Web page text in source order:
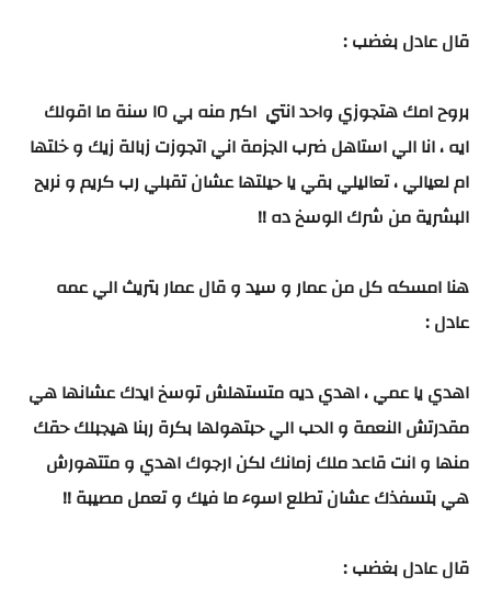
قال عادل بغضب :
بروح امك هتجوزي واحد انتي اكبر منه بي ١٥ سنة ما اقولك
ايه ، انا الي استاهل ضرب الجزمة اني اتجوزت زبالة زيك و خلتها
ام لعيالي ، تعاليلي بقي يا حيلتها عشان تقبلي رب كريم و نريح
البشرية من شرك الوسخ ده !!
هنا امسكه كل من عمار و سيد و قال عمار بتريث الي عمه
عادل :
اهدي يا عمي ، اهدي ديه متستهلش توسخ ايدك عشانها هي
مقدرتش النعمة و الحب الي حبتهولها بكرة ربنا هيجبلك حقك
منها و انت قاعد ملك زمانك لكن ارجوك اهدي و متتهورش
هي بتسفذك عشان تطلع اسوء ما فيك و تعمل مصيبة !!
قال عادل بغضب :